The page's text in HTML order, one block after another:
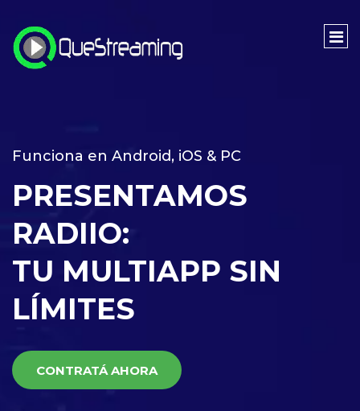
Funciona en Android, iOS & PC
PRESENTAMOS
RADIIO:
TU MULTIAPP SIN
LÍMITES
CONTRATÁ AHORA